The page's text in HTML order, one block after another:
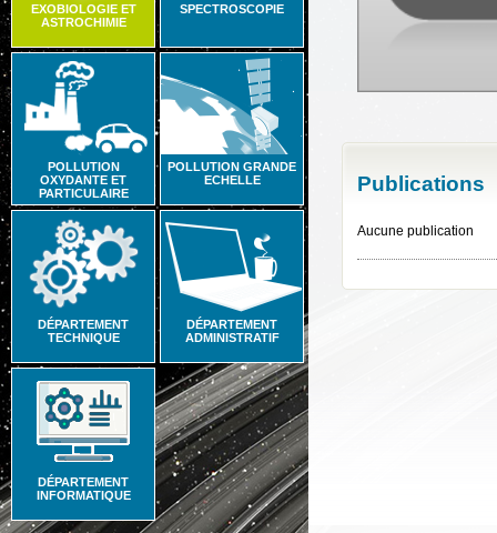
EXOBIOLOGIE ET
ASTROCHIMIE
SPECTROSCOPIE
POLLUTION
OXYDANTE ET
PARTICULAIRE
POLLUTION GRANDE
ECHELLE
DÉPARTEMENT
TECHNIQUE
DÉPARTEMENT
ADMINISTRATIF
DÉPARTEMENT
INFORMATIQUE
Publications
Aucune publication